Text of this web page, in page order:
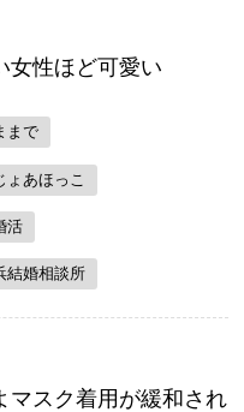
女性ほど可愛い
まで
ょあほっこ
活
結婚相談所
マスク着用が緩和され